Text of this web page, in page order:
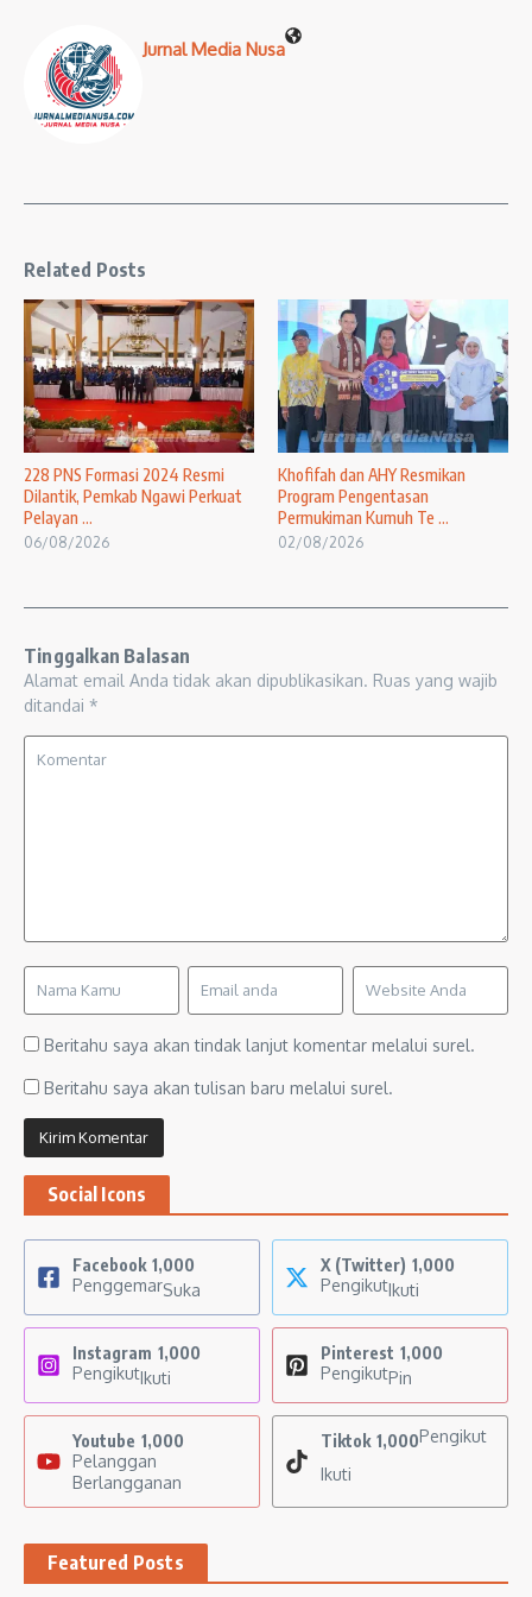
Jurnal Media Nusa
Related Posts
228 PNS Formasi 2024 Resmi
Dilantik, Pemkab Ngawi Perkuat
Pelayan ...
06/08/2026
Khofifah dan AHY Resmikan
Program Pengentasan
Permukiman Kumuh Te ...
02/08/2026
Tinggalkan Balasan
Alamat email Anda tidak akan dipublikasikan. Ruas yang wajib
ditandai *
Beritahu saya akan tindak lanjut komentar melalui surel.
Beritahu saya akan tulisan baru melalui surel.
Social Icons
Facebook 1,000
PenggemarSuka
X (Twitter) 1,000
PengikutIkuti
Instagram 1,000
PengikutIkuti
Pinterest 1,000
PengikutPin
Youtube 1,000
Pelanggan
Berlangganan
Tiktok 1,000Pengikut
Ikuti
Featured Posts